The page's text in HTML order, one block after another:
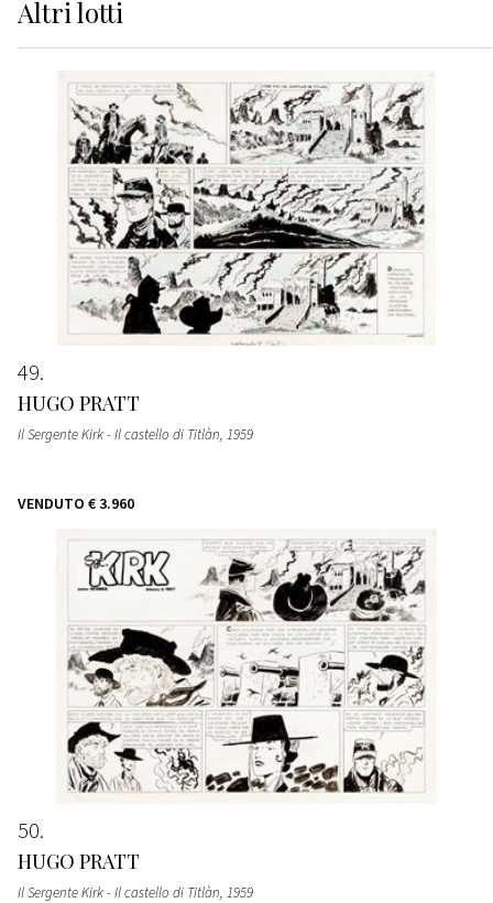
Altrilotti
49
HUGO PRATT
Il Sergente Kirk - Il castello di Titlàn, 1959
VENDUTO € 3.960
50
HUGO PRATT
Il Sergente Kirk - Il castello di Titlàn, 1959